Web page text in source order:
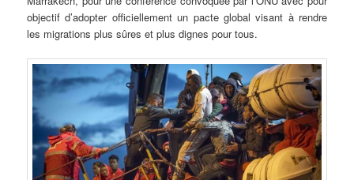
objectif d’adopter officiellement un pacte global visant à rendre
les migrations plus sûres et plus dignes pour tous.